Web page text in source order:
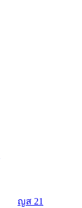
ญส 21